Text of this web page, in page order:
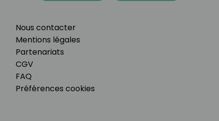
Nous contacter
Mentions légales
Partenariats
CGV
FAQ
Préférences cookies